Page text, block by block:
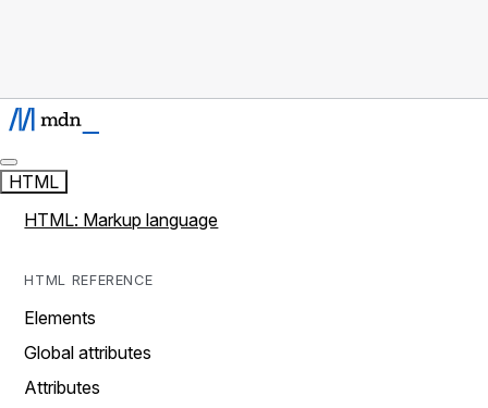
HTML
HTML: Markup language
HTML REFERENCE
Elements
Global attributes
Attributes